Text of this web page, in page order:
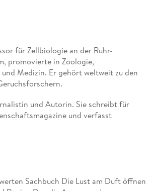
für Zellbiologie an der Ruhr-
promovierte in Zoologie,
Medizin. Er gehört weltweit zu den
und Autorin. Sie schreibt für
und verfasst
Sachbuch Die Lust am Duft öffnen